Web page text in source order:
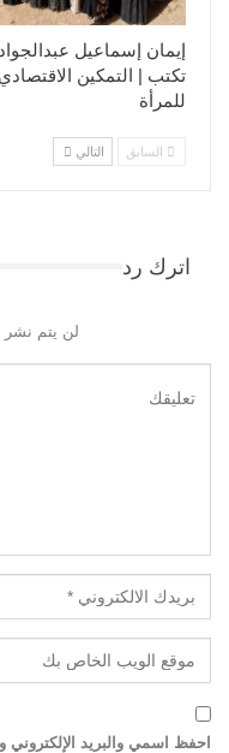
إيمان إسماعيل عبدالجواد
تكتب | التمكين الاقتصادي
للمرأة
السابق التالي
اترك رد
لن يتم نشر
احفظ اسمي والبريد